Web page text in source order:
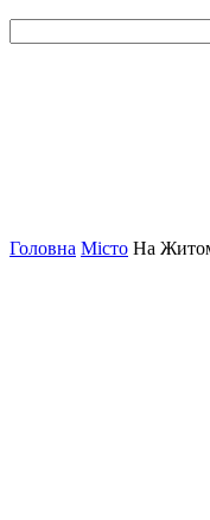
Головна Місто На